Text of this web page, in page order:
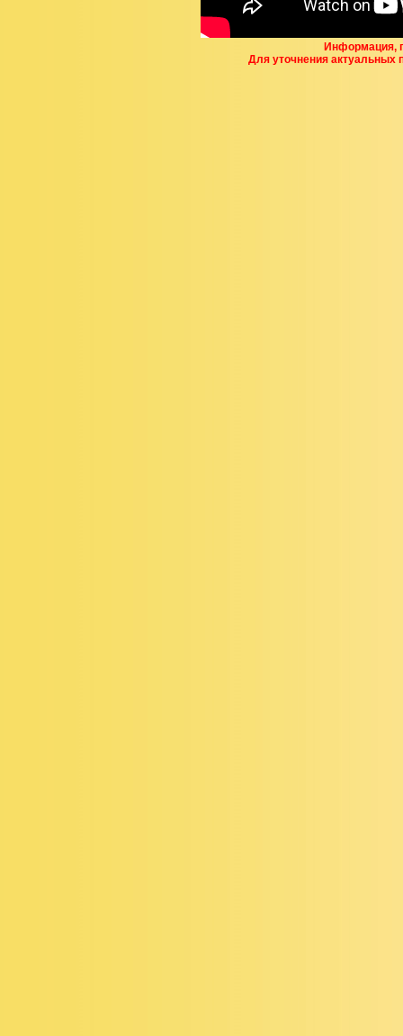
Информация,
Для уточнения актуальных